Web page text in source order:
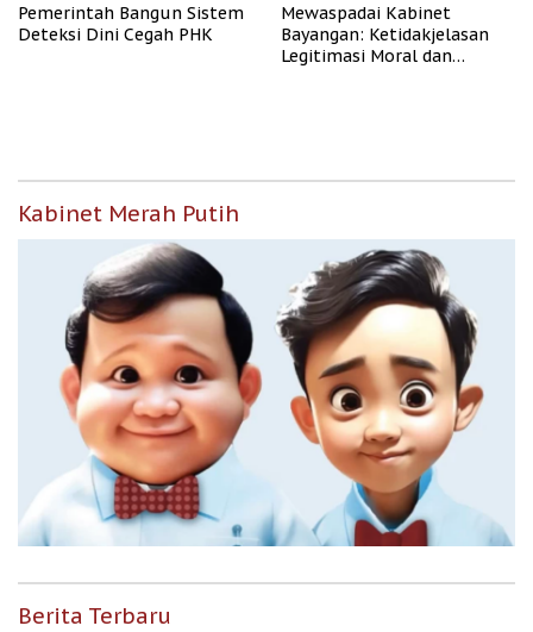
Pemerintah Bangun Sistem
Deteksi Dini Cegah PHK
Mewaspadai Kabinet
Bayangan: Ketidakjelasan
Legitimasi Moral dan
Kabinet Merah Putih
Berita Terbaru